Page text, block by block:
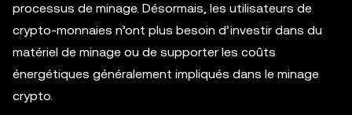
processus de minage. Désormais, les utilisateurs de
crypto-monnaies n’ont plus besoin d’investir dans du
matériel de minage ou de supporter les coûts
énergétiques généralement impliqués dans le minage
crypto.